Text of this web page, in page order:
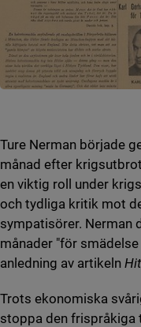
Ture Nerman började
månad efter
en viktig roll under
och tydliga kritik mot
sympatisörer. Nerman
månader "för
anledning av artikeln
Trots ekonomiska
stoppa den